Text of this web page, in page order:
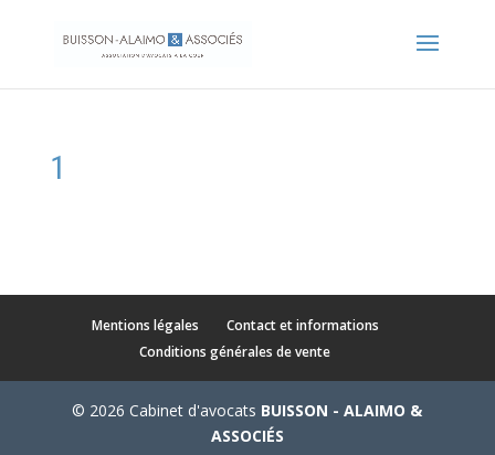
1
Mentions légales
Contact et informations
Conditions générales de vente
© 2026 Cabinet d'avocats BUISSON - ALAIMO &
ASSOCIÉS